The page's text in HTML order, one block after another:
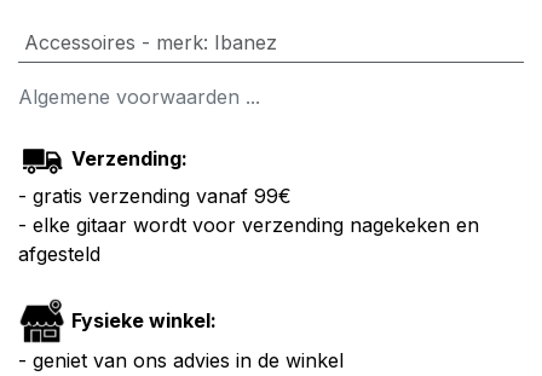
Accessoires - merk: Ibanez
Algemene voorwaarden ...
Verzending:
- gratis verzending vanaf 99€
- elke gitaar wordt voor verzending nagekeken en
afgesteld
Fysieke winkel:
- geniet van ons advies in de winkel